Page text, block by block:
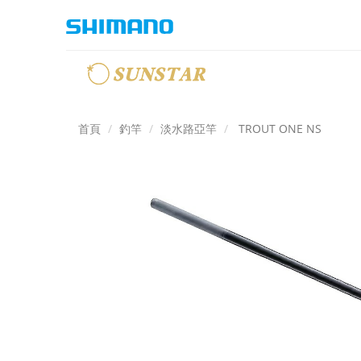
首頁 釣竿 淡水路亞竿 TROUT ONE NS